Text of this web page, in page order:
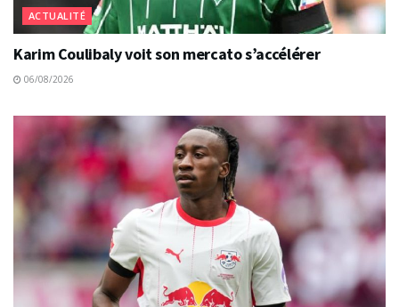
ACTUALITÉ
Karim Coulibaly voit son mercato s’accélérer
06/08/2026